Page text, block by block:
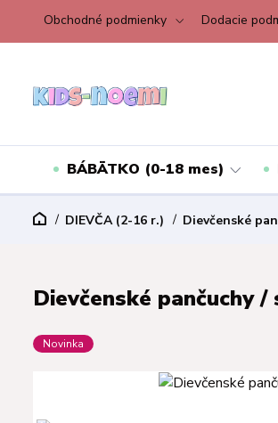
Obchodné podmienky Dodacie
BÁBÄTKO (0-18 mes)
DIEVČA (2-16 r.) Dievčenské
Dievčenské pančuchy
Novinka